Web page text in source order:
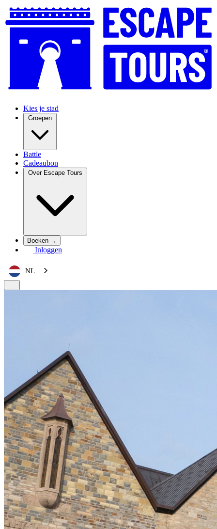
Kies je stad
Groepen
Battle
Cadeaubon
Over Escape Tours
Boeken →
Inloggen
NL